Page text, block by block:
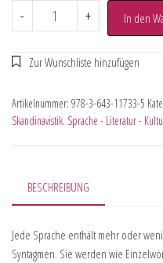
- + In den
Artikelnummer: 978-3-643-11733-5
Skandinavistik. Sprache - Literatur -
BESCHREIBUNG
Jede Sprache enthält mehr oder
Syntagmen. Sie werden wie